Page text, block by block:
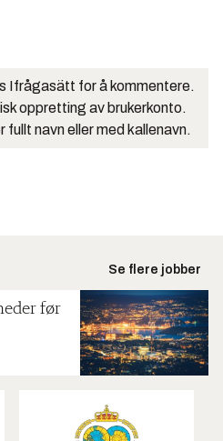
Ifrågasätt for å kommentere.
oppretting av brukerkonto.
fullt navn eller med kallenavn.
Se flere jobber
før